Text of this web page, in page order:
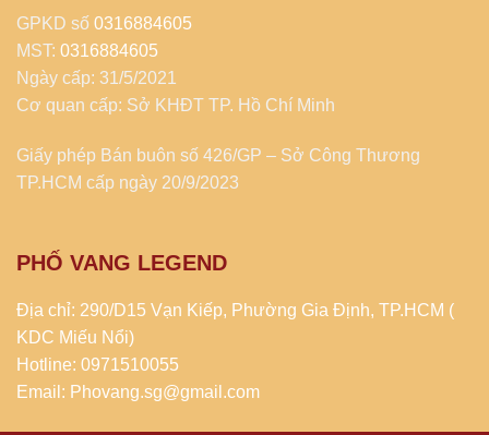
GPKD số 0316884605
MST: 0316884605
Ngày cấp: 31/5/2021
Cơ quan cấp: Sở KHĐT TP. Hồ Chí Minh
Giấy phép Bán buôn số 426/GP – Sở Công Thương
TP.HCM cấp ngày 20/9/2023
PHỐ VANG LEGEND
Địa chỉ: 290/D15 Vạn Kiếp, Phường Gia Định, TP.HCM (
KDC Miếu Nổi)
Hotline: 0971510055
Email: Phovang.sg@gmail.com